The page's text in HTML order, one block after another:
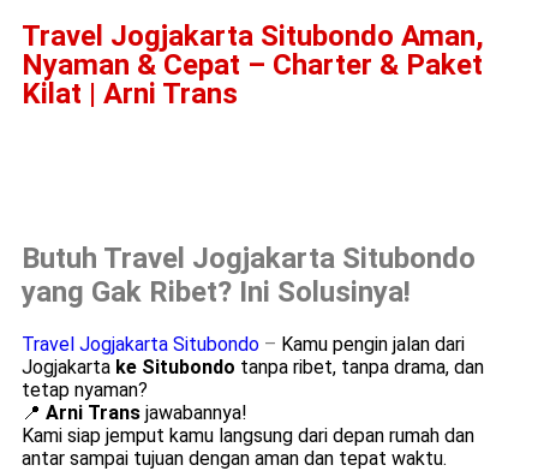
Travel Jogjakarta Situbondo Aman,
Nyaman & Cepat – Charter & Paket
Kilat | Arni Trans
Butuh Travel Jogjakarta Situbondo
yang Gak Ribet? Ini Solusinya!
Travel Jogjakarta Situbondo – Kamu pengin jalan dari
Jogjakarta ke Situbondo tanpa ribet, tanpa drama, dan
tetap nyaman?
📍 Arni Trans jawabannya!
Kami siap jemput kamu langsung dari depan rumah dan
antar sampai tujuan dengan aman dan tepat waktu.